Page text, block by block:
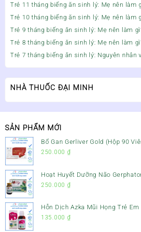
Trẻ 11 tháng biếng ăn sinh lý: Mẹ nên làm
Trẻ 10 tháng biếng ăn sinh lý: Mẹ nên làm
Trẻ 9 tháng biếng ăn sinh lý: Mẹ nên làm
Trẻ 8 tháng biếng ăn sinh lý: Mẹ nên làm
Trẻ 7 tháng biếng ăn sinh lý: Nguyên nhân
NHÀ THUỐC ĐẠI MINH
SẢN PHẨM MỚI
Bổ Gan Gerliver Gold (Hộp 90
Gan, Mát Gan & Bảo Vệ Gan
250.000 ₫
Hoạt Huyết Dưỡng Não
– Giảm Đau Đầu, Hoa Mắt,
250.000 ₫
Hỗn Dịch Azka Mũi Họng Trẻ
Ho, Tiêu Đờm & Đau Rát Họng
135.000 ₫